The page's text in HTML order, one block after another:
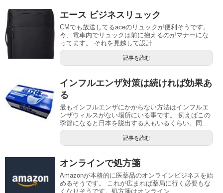
エース ビジネスリュック
CMでも放送してるaceのリュックが便利そうです。
今、電車内でリュックは前に抱えるのがマナーにな
ってます。 それを見越して設計...
記事を読む
インフルエンザ対策は続ければ効果あ
る
最もインフルエンザにかからない方法はインフルエ
ンザウィルスがない場所にいる事です。 例えばこの
季節になると日本を脱出する人もいるくらい。同...
記事を読む
オンラインで処方箋
Amazonが本格的に医薬品のオンラインビジネスを始
めるそうです。 これが広まれば薬局に行く必要もな
くなりそうです。処方箋はオンライン...